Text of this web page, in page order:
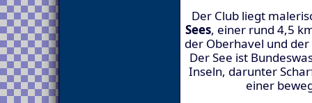
Der Club liegt
Sees, einer rund 4,5
der Oberhavel und
Der See ist
Inseln, darunter
einer